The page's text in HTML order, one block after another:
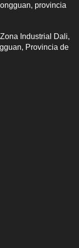
provincia
Industrial Dali,
Provincia de